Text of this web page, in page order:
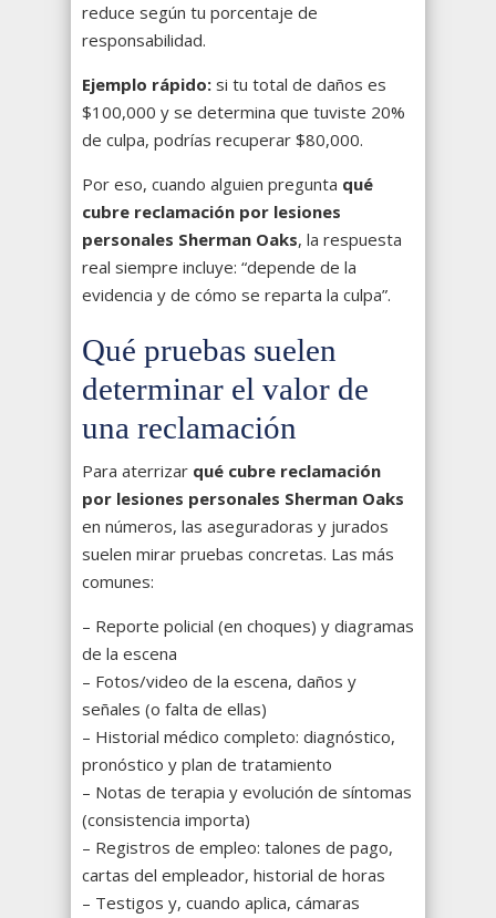
reduce según tu porcentaje de
responsabilidad.
Ejemplo rápido: si tu total de daños es
$100,000 y se determina que tuviste 20%
de culpa, podrías recuperar $80,000.
Por eso, cuando alguien pregunta qué
cubre reclamación por lesiones
personales Sherman Oaks, la respuesta
real siempre incluye: “depende de la
evidencia y de cómo se reparta la culpa”.
Qué pruebas suelen
determinar el valor de
una reclamación
Para aterrizar qué cubre reclamación
por lesiones personales Sherman Oaks
en números, las aseguradoras y jurados
suelen mirar pruebas concretas. Las más
comunes:
– Reporte policial (en choques) y diagramas
de la escena
– Fotos/video de la escena, daños y
señales (o falta de ellas)
– Historial médico completo: diagnóstico,
pronóstico y plan de tratamiento
– Notas de terapia y evolución de síntomas
(consistencia importa)
– Registros de empleo: talones de pago,
cartas del empleador, historial de horas
– Testigos y, cuando aplica, cámaras